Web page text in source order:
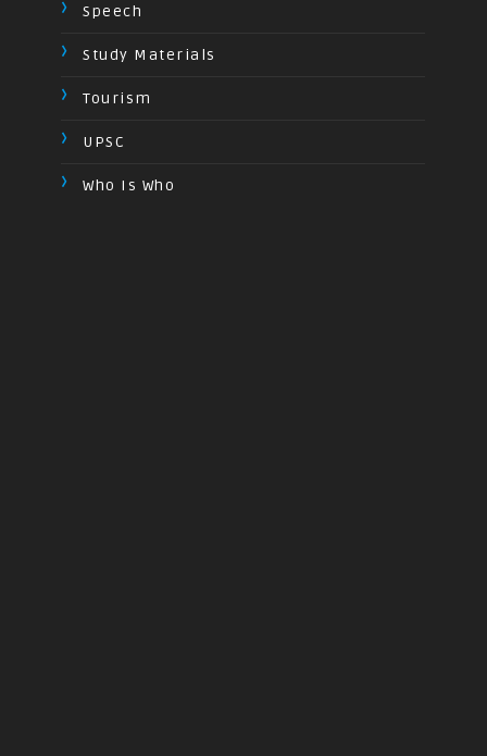
Speech
Study Materials
Tourism
UPSC
Who Is Who